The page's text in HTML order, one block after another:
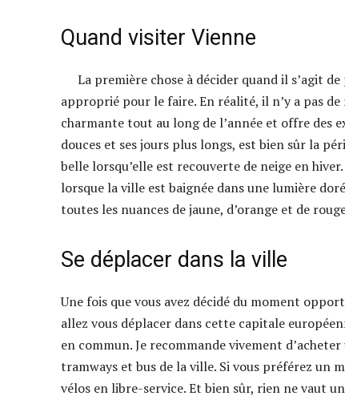
Quand visiter Vienne
La première chose à décider quand il s’agit
approprié pour le faire. En réalité, il n’y a pas
charmante tout au long de l’année et offre des
douces et ses jours plus longs, est bien sûr la
belle lorsqu’elle est recouverte de neige en
lorsque la ville est baignée dans une lumière
toutes les nuances de jaune, d’orange et de
Se déplacer dans la ville
Une fois que vous avez décidé du moment
allez vous déplacer dans cette capitale
en commun. Je recommande vivement
tramways et bus de la ville. Si vous préférez un
vélos en libre-service. Et bien sûr, rien ne vaut